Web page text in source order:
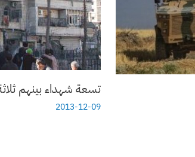
تسعة شهداء بينهم
2013-12-09